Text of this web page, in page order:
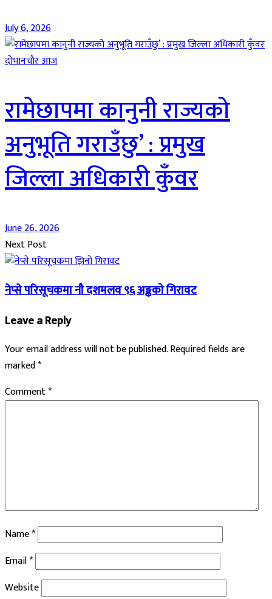
July 6, 2026
दाेभानचाैर आज
रामेछापमा कानुनी राज्यको
अनुभूति गराउँछु’ : प्रमुख
जिल्ला अधिकारी कुँवर
June 26, 2026
Next Post
नेप्से परिसूचकमा नौ दशमलव ९६ अङ्कको गिरावट
Leave a Reply
Your email address will not be published.Required fields are
marked*
Comment*
Name*
Email*
Website